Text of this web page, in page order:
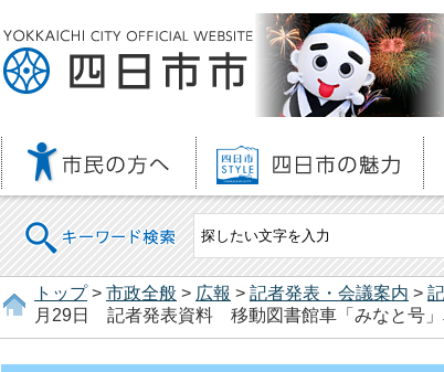
キーワード検索
トップ> 市政全般 > 広報 > 記者発表・会議案内 >
月29日 記者発表資料 移動図書館車「みなと号」